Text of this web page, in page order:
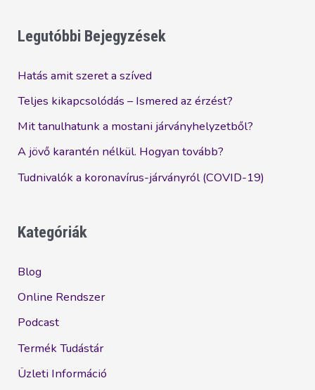
a
oldalad?
Legutóbbi Bejegyzések
Hatás amit szeret a szíved
Teljes kikapcsolódás – Ismered az érzést?
Mit tanulhatunk a mostani járványhelyzetből?
A jövő karantén nélkül. Hogyan tovább?
Tudnivalók a koronavírus-járványról (COVID-19)
Kategóriák
Blog
Online Rendszer
Podcast
Termék Tudástár
Üzleti Információ